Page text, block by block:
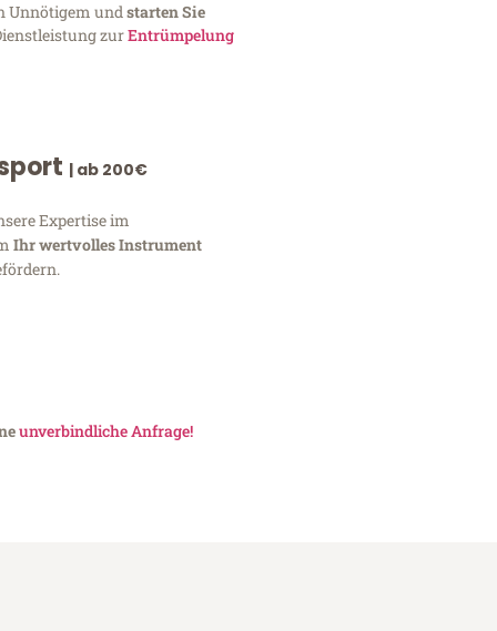
Unnötigem undstarten Sie
zurEntrümpelung
| ab 200€
Expertise im
Ihr wertvolles Instrument
unverbindliche Anfrage!